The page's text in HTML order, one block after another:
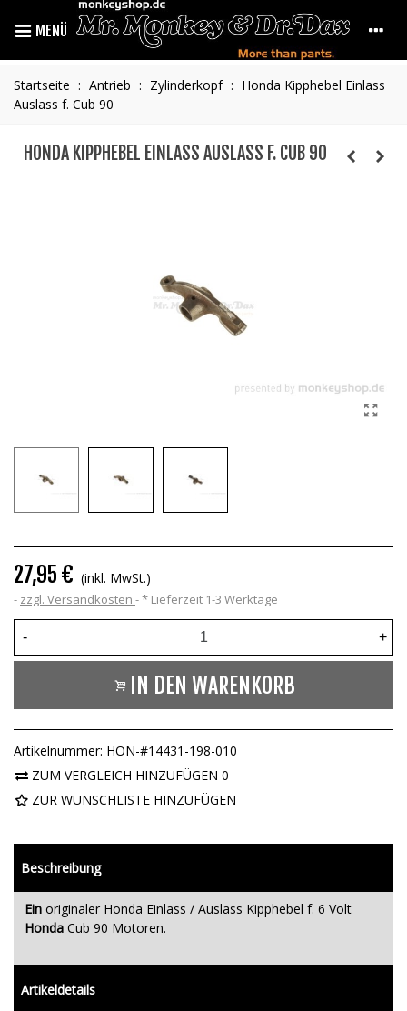
MENÜ
Startseite : Antrieb : Zylinderkopf : Honda Kipphebel Einlass
Auslass f. Cub 90
HONDA KIPPHEBEL EINLASS AUSLASS F. CUB 90
27,95 € (inkl. MwSt.)
zzgl. Versandkosten * Lieferzeit 1-3 Werktage
- +
IN DEN WARENKORB
Artikelnummer: HON-#14431-198-010
ZUM VERGLEICH HINZUFÜGEN 0
ZUR WUNSCHLISTE HINZUFÜGEN
Beschreibung
Ein originaler Honda Einlass / Auslass Kipphebel f. 6 Volt
Honda Cub 90 Motoren.
Artikeldetails